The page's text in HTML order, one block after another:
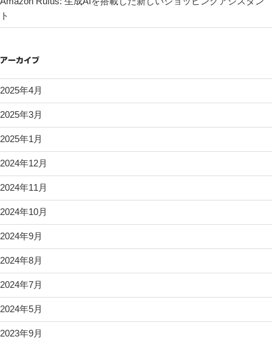
ト
アーカイブ
2025年4月
2025年3月
2025年1月
2024年12月
2024年11月
2024年10月
2024年9月
2024年8月
2024年7月
2024年5月
2023年9月